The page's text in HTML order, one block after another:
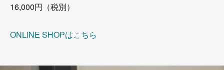
16,000円（税別）
ONLINE SHOPはこちら